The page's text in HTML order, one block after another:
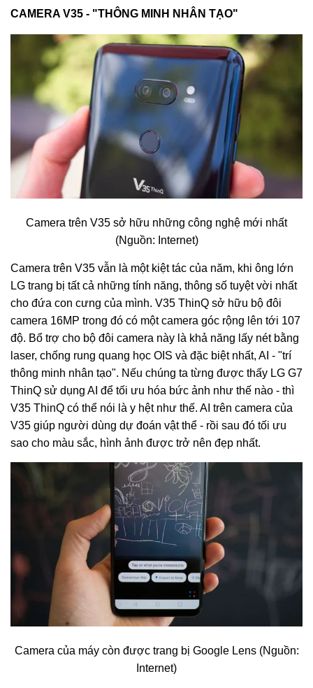
CAMERA V35 - "THÔNG MINH NHÂN TẠO"
Camera trên V35 sở hữu những công nghệ mới nhất
(Nguồn: Internet)
Camera trên V35 vẫn là một kiệt tác của năm, khi ông lớn
LG trang bị tất cả những tính năng, thông số tuyệt vời nhất
cho đứa con cưng của mình. V35 ThinQ sở hữu bộ đôi
camera 16MP trong đó có một camera góc rộng lên tới 107
độ. Bổ trợ cho bộ đôi camera này là khả năng lấy nét bằng
laser, chống rung quang học OIS và đặc biệt nhất, AI - "trí
thông minh nhân tạo". Nếu chúng ta từng được thấy LG G7
ThinQ sử dụng AI để tối ưu hóa bức ảnh như thế nào - thì
V35 ThinQ có thể nói là y hệt như thế. AI trên camera của
V35 giúp người dùng dự đoán vật thể - rồi sau đó tối ưu
sao cho màu sắc, hình ảnh được trở nên đẹp nhất.
Camera của máy còn được trang bị Google Lens (Nguồn:
Internet)